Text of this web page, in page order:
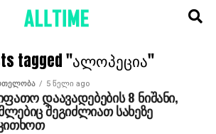
tagged "ალოპეცია"
5 წელი ago
დაავადებების 8 ნიშანი,
შეგიძლიათ სახეზე